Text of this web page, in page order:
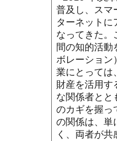
普及し、スマ
ターネットに
なってきた。
間の知的活動
ボレーション
業にとっては
財産を活用す
な関係者とと
のカギを握っ
の関係は、単
く、両者が